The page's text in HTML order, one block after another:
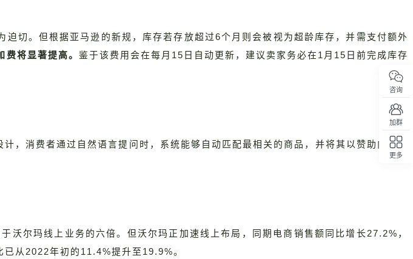
切。但根据亚马逊的新规，库存若存放超过6个月则会被视为超龄库存，并需支付额外
将显著提高。 鉴于该费用会在每月15日自动更新，建议卖家务必在1月15日前完成库存
消费者通过自然语言提问时，系统能够自动匹配最相关的商品，并将其以赞助内容的
尔玛线上业务的六倍。但沃尔玛正加速线上布局，同期电商销售额同比增长27.2%，
从2022年初的11.4%提升至19.9%。
咨询
加群
更多